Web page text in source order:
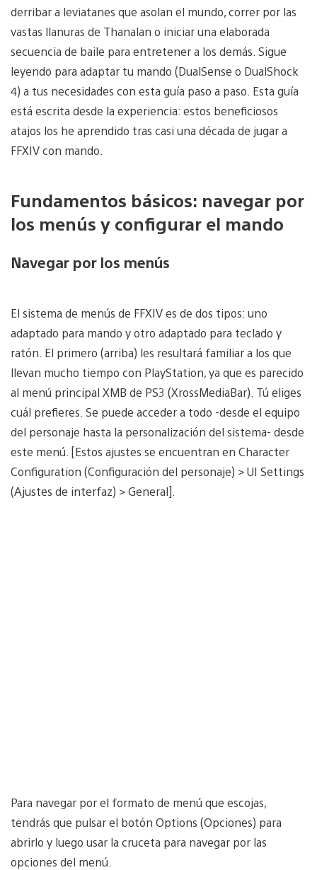
derribar a leviatanes que asolan el mundo, correr por las
vastas llanuras de Thanalan o iniciar una elaborada
secuencia de baile para entretener a los demás. Sigue
leyendo para adaptar tu mando (DualSense o DualShock
4) a tus necesidades con esta guía paso a paso. Esta guía
está escrita desde la experiencia: estos beneficiosos
atajos los he aprendido tras casi una década de jugar a
FFXIV con mando.
Fundamentos básicos: navegar por
los menús y configurar el mando
Navegar por los menús
El sistema de menús de FFXIV es de dos tipos: uno
adaptado para mando y otro adaptado para teclado y
ratón. El primero (arriba) les resultará familiar a los que
llevan mucho tiempo con PlayStation, ya que es parecido
al menú principal XMB de PS3 (XrossMediaBar). Tú eliges
cuál prefieres. Se puede acceder a todo -desde el equipo
del personaje hasta la personalización del sistema- desde
este menú. [Estos ajustes se encuentran en Character
Configuration (Configuración del personaje) > UI Settings
(Ajustes de interfaz) > General].
Para navegar por el formato de menú que escojas,
tendrás que pulsar el botón Options (Opciones) para
abrirlo y luego usar la cruceta para navegar por las
opciones del menú.